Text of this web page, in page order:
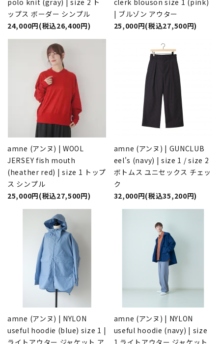
polo knit (gray) | size 2 ト
ップス ボーダー シンプル
24,000円(税込26,400円)
clerk blouson size 1 (pink)
| ブルゾン アウター
25,000円(税込27,500円)
amne (アンヌ) | WOOL
JERSEY fish mouth
(heather red) | size 1 トップ
ス シンプル
25,000円(税込27,500円)
amne (アンヌ) | GUNCLUB
eel's (navy) | size 1 / size 2
ボトムス ユニセックス チェッ
ク
32,000円(税込35,200円)
amne (アンヌ) | NYLON
useful hoodie (blue) size 1 |
ライトアウター ジャケット ア
amne (アンヌ) | NYLON
useful hoodie (navy) | size
1 ライトアウター ジャケット